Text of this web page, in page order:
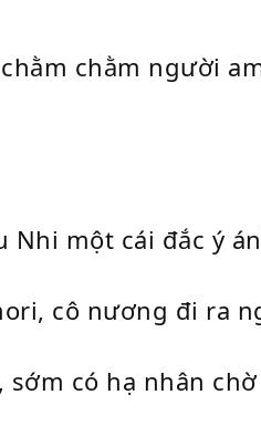
chằm người
Nhi một cái đắc ý
cô nương đi ra
có hạ nhân